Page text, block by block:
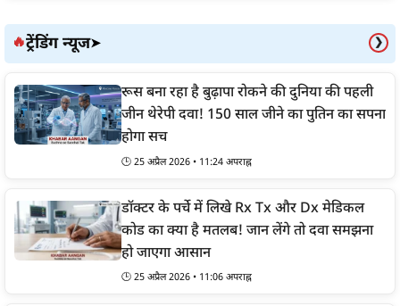
🔥ट्रेंडिंग न्यूज➤ ❯
रूस बना रहा है बुढ़ापा रोकने की दुनिया की पहली
जीन थेरेपी दवा! 150 साल जीने का पुतिन का सपना
होगा सच
🕒 25 अप्रैल 2026 • 11:24 अपराह्न
डॉक्टर के पर्चे में लिखे Rx Tx और Dx मेडिकल
कोड का क्या है मतलब! जान लेंगे तो दवा समझना
हो जाएगा आसान
🕒 25 अप्रैल 2026 • 11:06 अपराह्न